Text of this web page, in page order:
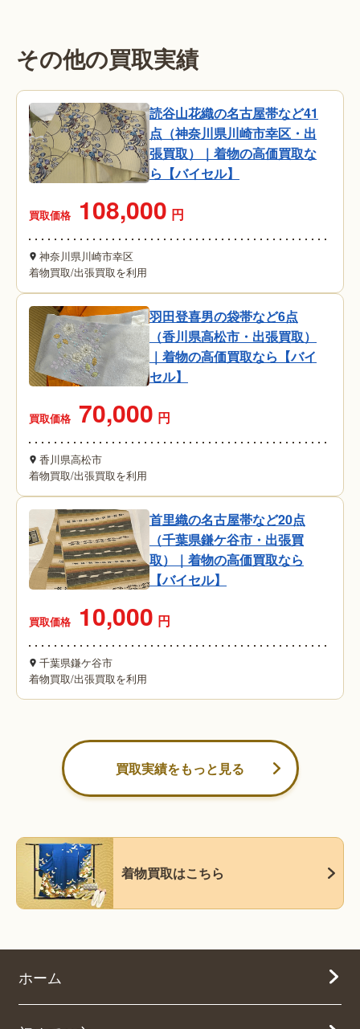
その他の買取実績
読谷山花織の名古屋帯など41
点（神奈川県川崎市幸区・出
張買取）｜着物の高価買取な
ら【バイセル】
買取価格 108,000 円
神奈川県川崎市幸区
着物買取/出張買取を利用
羽田登喜男の袋帯など6点
（香川県高松市・出張買取）
｜着物の高価買取なら【バイ
セル】
買取価格 70,000 円
香川県高松市
着物買取/出張買取を利用
首里織の名古屋帯など20点
（千葉県鎌ケ谷市・出張買
取）｜着物の高価買取なら
【バイセル】
買取価格 10,000 円
千葉県鎌ケ谷市
着物買取/出張買取を利用
買取実績をもっと見る
着物買取はこちら
ホーム